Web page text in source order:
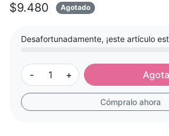
$9.480 Agotado
Desafortunadamente, ¡este artículo
- +
Cómpralo ahora